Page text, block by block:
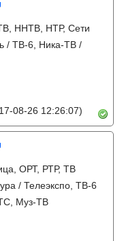
ННТВ, НТР, Сети
/ ТВ-6, Ника-ТВ /
08-26 12:26:07)
ОРТ, РТР, ТВ
/ Телеэкспо, ТВ-6
Муз-ТВ